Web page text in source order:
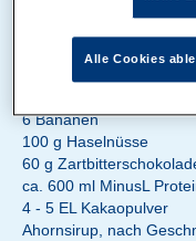
ZUTATEN
6 Bananen
100 g Haselnüsse
60 g
ca. 600 ml MinusL
4 - 5 EL Kakaopulver
Ahornsirup, nach
Alle Cookies